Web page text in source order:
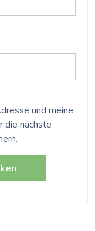
und meine
die nächste